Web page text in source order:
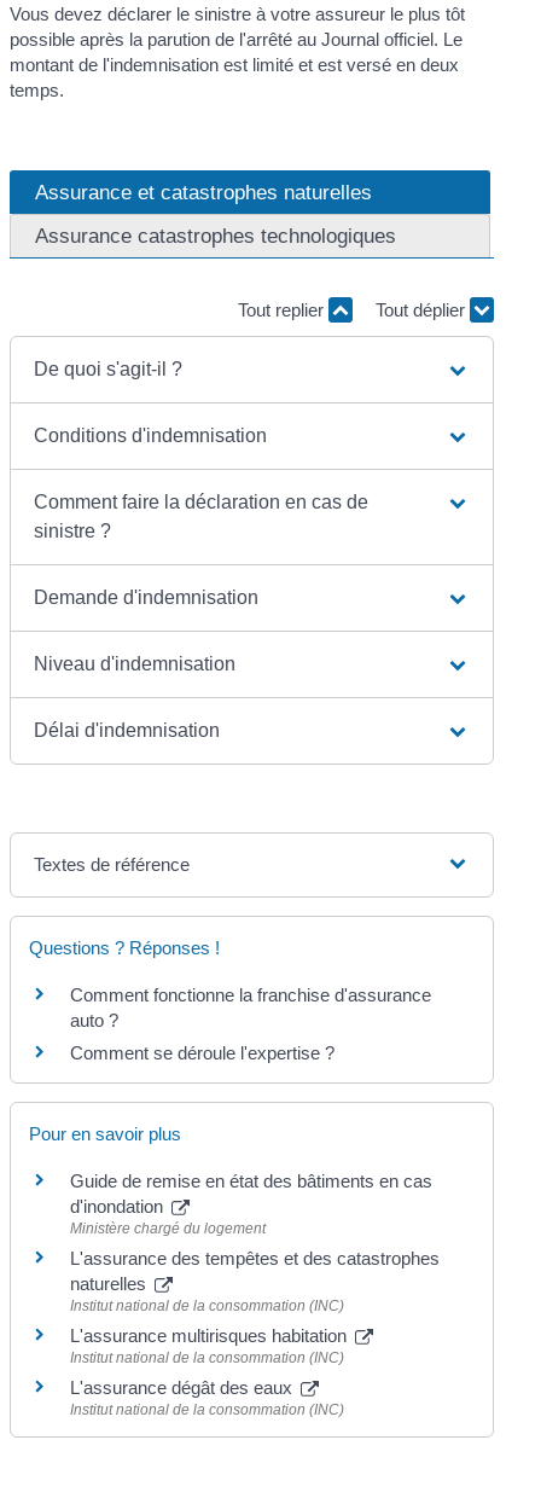
Vous devez déclarer le sinistre à votre assureur le plus tôt
possible après la parution de l'arrêté au Journal officiel. Le
montant de l'indemnisation est limité et est versé en deux
temps.
Assurance et catastrophes naturelles
Assurance catastrophes technologiques
Tout replier Tout déplier
De quoi s'agit-il ?
Conditions d'indemnisation
Comment faire la déclaration en cas de
sinistre ?
Demande d'indemnisation
Niveau d'indemnisation
Délai d'indemnisation
Textes de référence
Questions ? Réponses !
Comment fonctionne la franchise d'assurance
auto ?
Comment se déroule l'expertise ?
Pour en savoir plus
Guide de remise en état des bâtiments en cas
d'inondation
Ministère chargé du logement
L'assurance des tempêtes et des catastrophes
naturelles
Institut national de la consommation (INC)
L'assurance multirisques habitation
Institut national de la consommation (INC)
L'assurance dégât des eaux
Institut national de la consommation (INC)